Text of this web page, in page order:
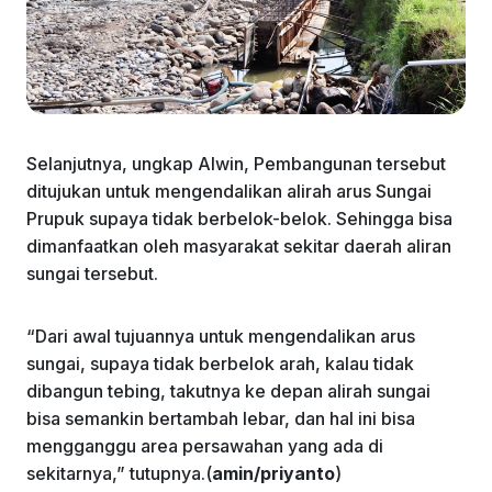
Selanjutnya, ungkap Alwin, Pembangunan tersebut
ditujukan untuk mengendalikan alirah arus Sungai
Prupuk supaya tidak berbelok-belok. Sehingga bisa
dimanfaatkan oleh masyarakat sekitar daerah aliran
sungai tersebut.
“Dari awal tujuannya untuk mengendalikan arus
sungai, supaya tidak berbelok arah, kalau tidak
dibangun tebing, takutnya ke depan alirah sungai
bisa semankin bertambah lebar, dan hal ini bisa
mengganggu area persawahan yang ada di
sekitarnya,” tutupnya.(amin/priyanto)